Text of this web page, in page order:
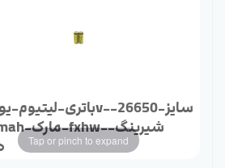
Tap or pinch to expand